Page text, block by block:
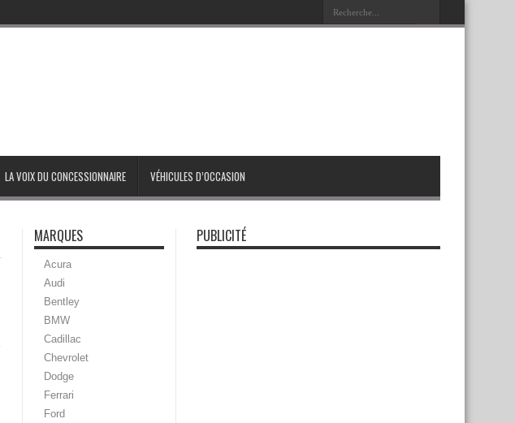
LA VOIX DU CONCESSIONNAIRE VÉHICULES D’OCCASION
MARQUES
Acura
Audi
Bentley
BMW
Cadillac
Chevrolet
Dodge
Ferrari
Ford
PUBLICITÉ